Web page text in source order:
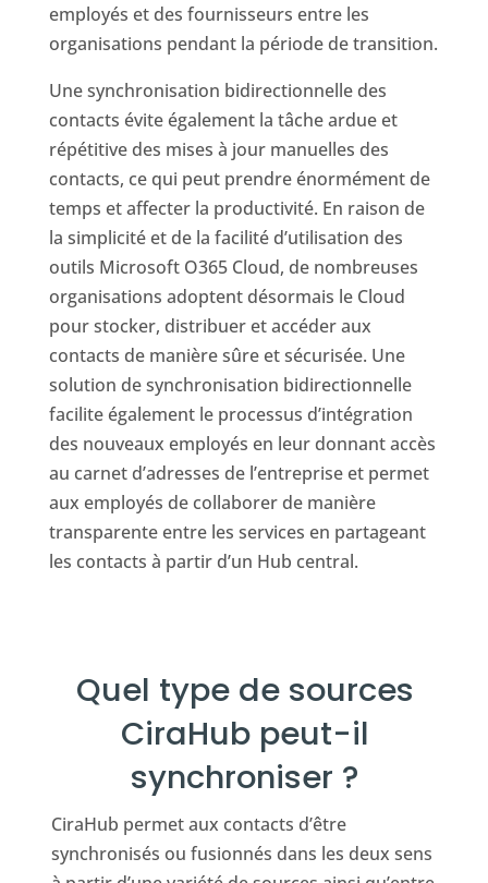
employés et des fournisseurs entre les
organisations pendant la période de transition.
Une synchronisation bidirectionnelle des
contacts évite également la tâche ardue et
répétitive des mises à jour manuelles des
contacts, ce qui peut prendre énormément de
temps et affecter la productivité. En raison de
la simplicité et de la facilité d’utilisation des
outils Microsoft O365 Cloud, de nombreuses
organisations adoptent désormais le Cloud
pour stocker, distribuer et accéder aux
contacts de manière sûre et sécurisée. Une
solution de synchronisation bidirectionnelle
facilite également le processus d’intégration
des nouveaux employés en leur donnant accès
au carnet d’adresses de l’entreprise et permet
aux employés de collaborer de manière
transparente entre les services en partageant
les contacts à partir d’un Hub central.
Quel type de sources
CiraHub peut-il
synchroniser ?
CiraHub permet aux contacts d’être
synchronisés ou fusionnés dans les deux sens